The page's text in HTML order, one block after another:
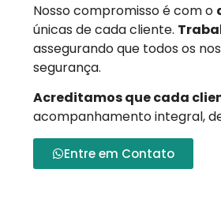
Nosso compromisso é com o
únicas de cada cliente.
assegurando que todos os
segurança.
Acreditamos que cada
acompanhamento integral,
Entre em Contato